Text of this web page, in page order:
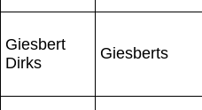
Giesbert
Dirks
Giesberts